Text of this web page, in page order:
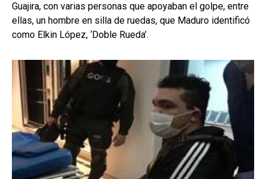
Guajira, con varias personas que apoyaban el golpe, entre
ellas, un hombre en silla de ruedas, que Maduro identificó
como Elkin López, ‘Doble Rueda’.